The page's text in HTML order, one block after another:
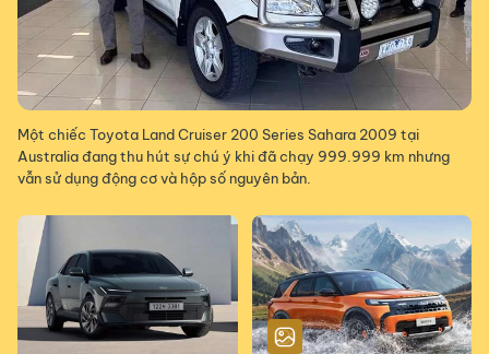
Một chiếc Toyota Land Cruiser 200 Series Sahara 2009 tại
Australia đang thu hút sự chú ý khi đã chạy 999.999 km nhưng
vẫn sử dụng động cơ và hộp số nguyên bản.